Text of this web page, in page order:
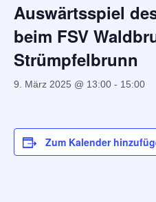
Auswärtsspiel
beim FSV
Strümpfelbrunn
9. März 2025 @ 13:00 - 15:00
Zum Kalender